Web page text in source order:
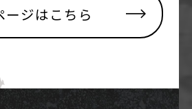
ージはこちら